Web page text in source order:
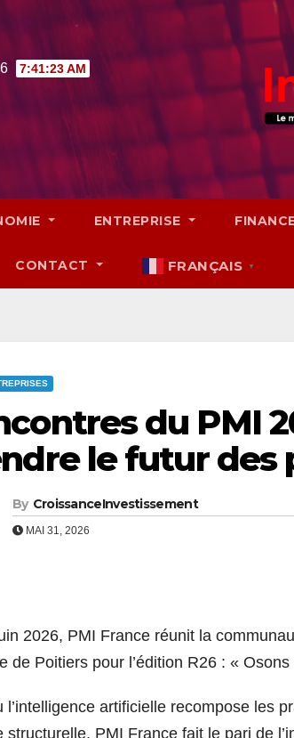
7:41:24 AM
ENTREPRISE
CONTACT FRANÇAIS ▼
du PMI
le futur des
By CroissanceInvestissement
MAI 31, 2026
2026, PMI France réunit la
de Poitiers pour l’édition R26 : «
l’intelligence artificielle recompose les
structurelle, PMI France fait le pari de